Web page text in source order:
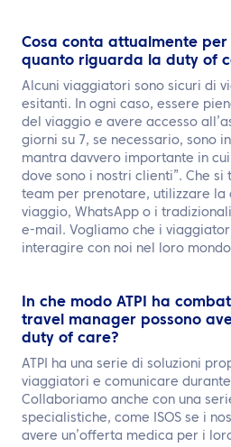
Cosa conta attualmente
quanto riguarda la duty of
Alcuni viaggiatori sono sicuri di
esitanti. In ogni caso, essere
del viaggio e avere accesso
giorni su 7, se necessario, sono
mantra davvero importante in cui
dove sono i nostri clienti”. Che
team per prenotare, utilizzare la
viaggio, WhatsApp o i
e-mail. Vogliamo che i
interagire con noi nel loro
In che modo ATPI ha
travel manager possono
duty of care?
ATPI ha una serie di soluzioni
viaggiatori e comunicare
Collaboriamo anche con una
specialistiche, come ISOS se i
avere un’offerta medica per i